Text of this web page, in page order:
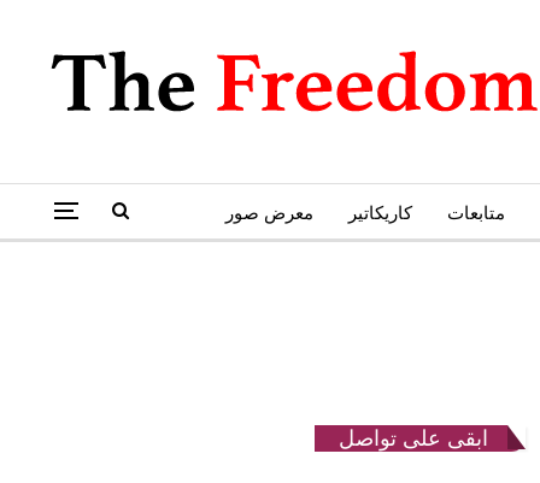
متابعات كاريكاتير معرض صور
ابقى على تواصل